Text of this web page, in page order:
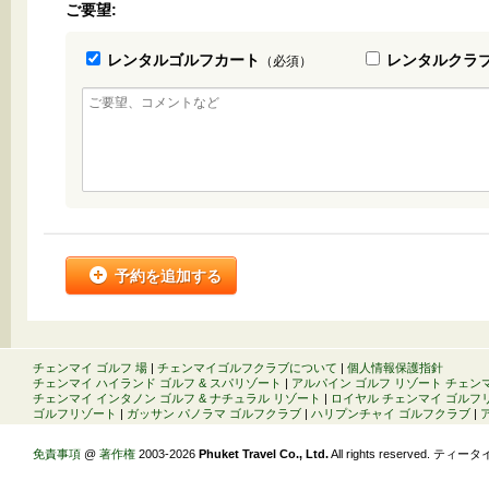
ご要望:
レンタルゴルフカート （必須） レンタルクラ
チェンマイ ゴルフ 場 | チェンマイゴルフクラブについて | 個人情報保護指針
チェンマイ ハイランド ゴルフ & スパリゾート | アルパイン ゴルフ リゾート チェン
チェンマイ インタノン ゴルフ & ナチュラル リゾート | ロイヤル チェンマイ ゴルフ
ゴルフリゾート | ガッサン パノラマ ゴルフクラブ | ハリプンチャイ ゴルフクラブ |
免責事項 @ 著作権 2003-2026 Phuket Travel Co., Ltd.All rights reserved. ティータ